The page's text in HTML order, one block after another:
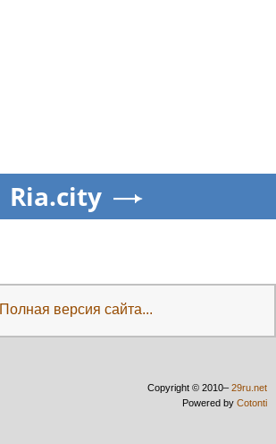
Ria.city
Полная версия сайта...
Copyright © 2010– 29ru.net
Powered by Cotonti